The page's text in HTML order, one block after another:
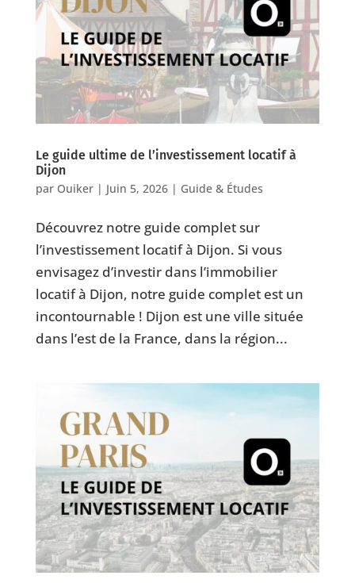
Le guide ultime de l’investissement locatif à
Dijon
par Ouiker| Juin 5, 2026| Guide & Études
Découvrez notre guide complet sur
l’investissement locatif à Dijon. Si vous
envisagez d’investir dans l’immobilier
locatif à Dijon, notre guide complet est un
incontournable ! Dijon est une ville située
dans l’est de la France, dans la région...